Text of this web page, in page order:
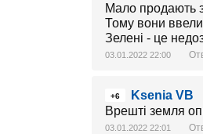
Мало продають
Тому вони ввели
Зелені - це
03.01.2022 22:00
+6
Ksenia VB
Врешті земля
03.01.2022 22:01